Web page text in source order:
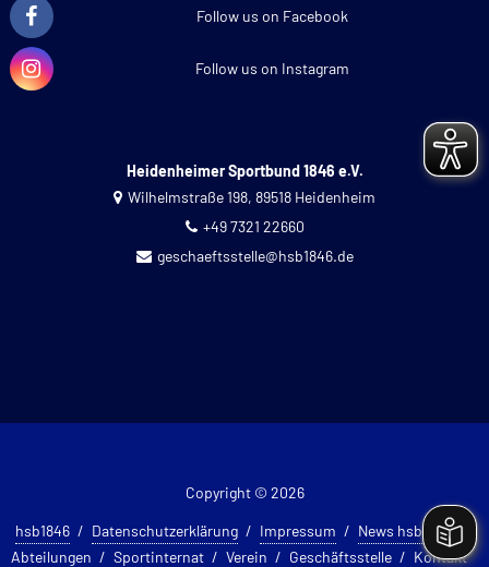
Follow us on Facebook
Follow us on Instagram
Heidenheimer Sportbund 1846 e.V.
Wilhelmstraße 198, 89518 Heidenheim
+49 7321 22660
geschaeftsstelle@hsb1846.de
Copyright © 2026
hsb1846 Datenschutzerklärung Impressum
News hsb 1846
Abteilungen
Sportinternat Verein Geschäftsstelle Kontakt